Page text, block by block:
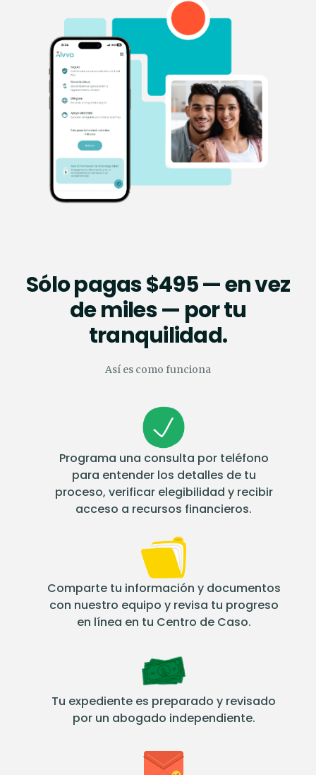
Sólo pagas $495 — en vez
de miles — por tu
tranquilidad.
Así es como funciona
Programa una consulta por teléfono
para entender los detalles de tu
proceso, verificar elegibilidad y recibir
acceso a recursos financieros.
Comparte tu información y documentos
con nuestro equipo y revisa tu progreso
en línea en tu Centro de Caso.
Tu expediente es preparado y revisado
por un abogado independiente.